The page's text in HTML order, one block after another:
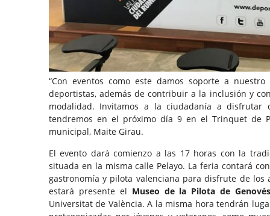
“Con eventos como este damos soporte a
deportistas, además de contribuir a la inclusión y
modalidad. Invitamos a la ciudadanía a
tendremos en el próximo día 9 en el Trinquet de
municipal, Maite Girau.
El evento dará comienzo a las 17 horas con la
situada en la misma calle Pelayo. La feria contará
gastronomía y pilota valenciana para disfrute de los
estará presente el Museo de la Pilota de
Universitat de València. A la misma hora tendrán